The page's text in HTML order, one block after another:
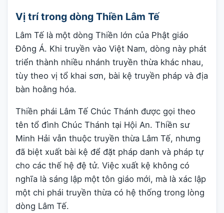
Vị trí trong dòng Thiền Lâm Tế
Lâm Tế là một dòng Thiền lớn của Phật giáo
Đông Á. Khi truyền vào Việt Nam, dòng này phát
triển thành nhiều nhánh truyền thừa khác nhau,
tùy theo vị tổ khai sơn, bài kệ truyền pháp và địa
bàn hoằng hóa.
Thiền phái Lâm Tế Chúc Thánh được gọi theo
tên tổ đình Chúc Thánh tại Hội An. Thiền sư
Minh Hải vẫn thuộc truyền thừa Lâm Tế, nhưng
đã biệt xuất bài kệ để đặt pháp danh và pháp tự
cho các thế hệ đệ tử. Việc xuất kệ không có
nghĩa là sáng lập một tôn giáo mới, mà là xác lập
một chi phái truyền thừa có hệ thống trong lòng
dòng Lâm Tế.